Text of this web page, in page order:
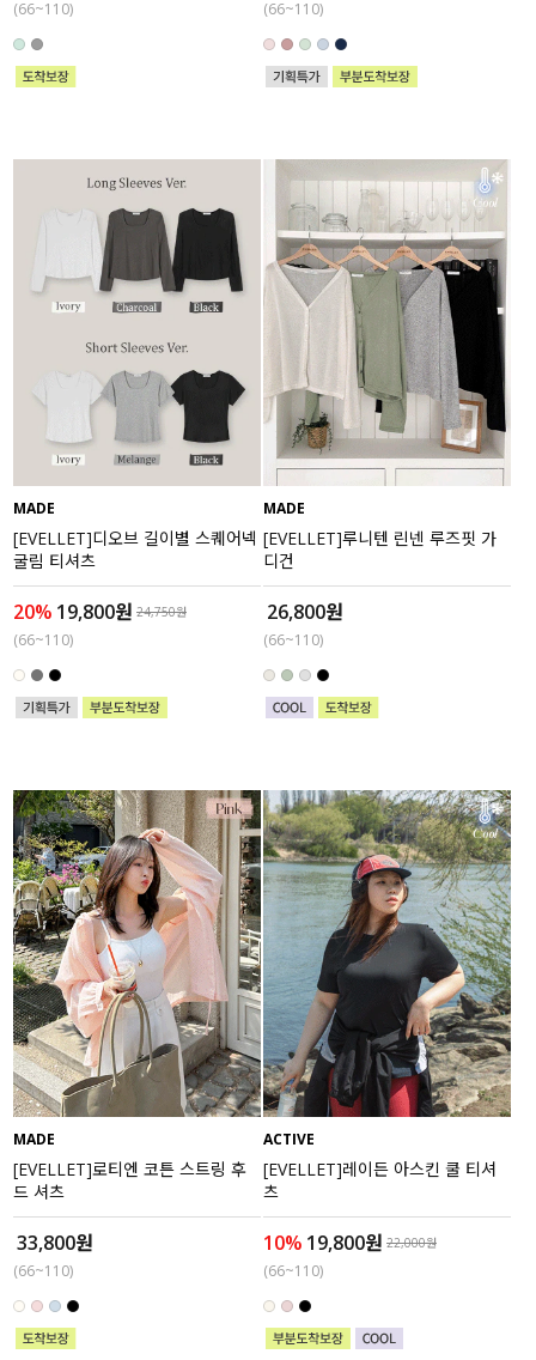
(66~110) (66~110)
MADE
[EVELLET]디오브 길이별 스퀘어넥
굴림 티셔츠
20% 19,800원 24,750원
(66~110)
MADE
[EVELLET]루니텐 린넨 루즈핏 가
디건
26,800원
(66~110)
MADE
[EVELLET]로티엔 코튼 스트링 후
드 셔츠
33,800원
(66~110)
ACTIVE
[EVELLET]레이든 아스킨 쿨 티셔
츠
10% 19,800원 22,000원
(66~110)